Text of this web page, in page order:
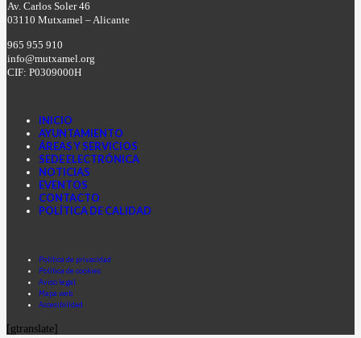
Av. Carlos Soler 46
03110 Mutxamel – Alicante
965 955 910
info@mutxamel.org
CIF: P0309000H
INICIO
AYUNTAMIENTO
ÁREAS Y SERVICIOS
SEDE ELECTRÓNICA
NOTICIAS
EVENTOS
CONTACTO
POLÍTICA DE CALIDAD
Política de privacidad
Política de cookies
Aviso legal
Mapa web
Accesibilidad
[gtranslate]